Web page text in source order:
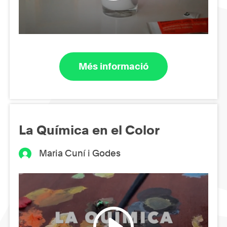
Més informació
La Química en el Color
Maria Cuní i Godes